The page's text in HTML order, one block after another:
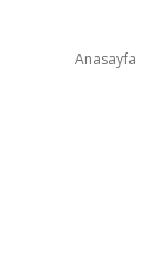
Anasayfa